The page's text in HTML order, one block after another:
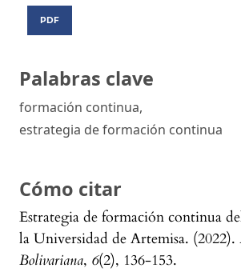
Palabras clave
formación continua,
estrategia de formación continua
Cómo citar
Estrategia de formación continua
la Universidad de Artemisa. (2022).
Bolivariana, 6(2), 136-153.
PDF